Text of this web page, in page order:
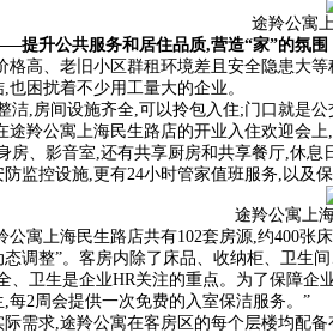
途羚公寓
提升公共服务和居住品质,营造“家”的氛围
格高、老旧小区群租环境差且安全隐患大
困扰着不少用工量大的企业。
洁,房间设施齐全,可以拎包入住;门口就是
途羚公寓上海民生路店的开业入住欢迎会
房、影音室,还有共享厨房和共享餐厅,休
监控设施,更有24小时管家值班服务,以及
途羚公寓上
公寓上海民生路店共有102套房源,约400张
调整”。客房内除了床品、收纳柜、卫生
、卫生是企业HR关注的重点。为了保障
每2周会提供一次免费的入室保洁服务。”
需求,途羚公寓在客房区的每个层楼均配